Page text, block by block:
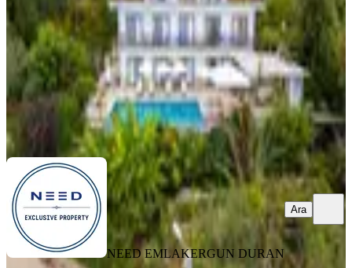
07.05.2026
24.950.000 ₺
NEED EMLAKERGUN DURAN
NEED EMLAKERGUN DURAN
Ara